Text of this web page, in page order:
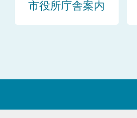
市役所庁舎案内